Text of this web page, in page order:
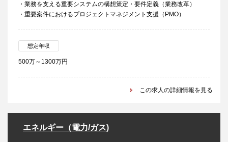
・業務を支える重要システムの構想策定・要件定義（業務改革）
・重要案件におけるプロジェクトマネジメント支援（PMO）
想定年収
500万～1300万円
この求人の詳細情報を見る
エネルギー（電力/ガス)